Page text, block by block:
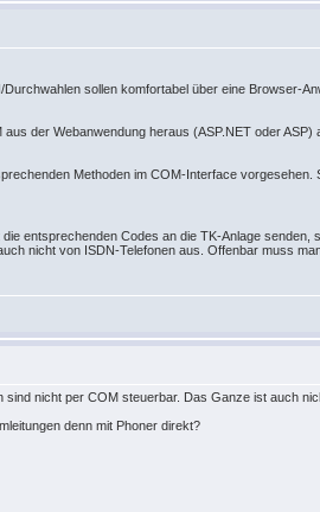
sollen komfortabel über eine Browser-
der Webanwendung heraus (ASP.NET oder
Methoden im COM-Interface vorgesehen.
entsprechenden Codes an die TK-Anlage
nicht von ISDN-Telefonen aus. Offenbar muss
sind nicht per COM steuerbar. Das Ganze ist auch
denn mit Phoner direkt?